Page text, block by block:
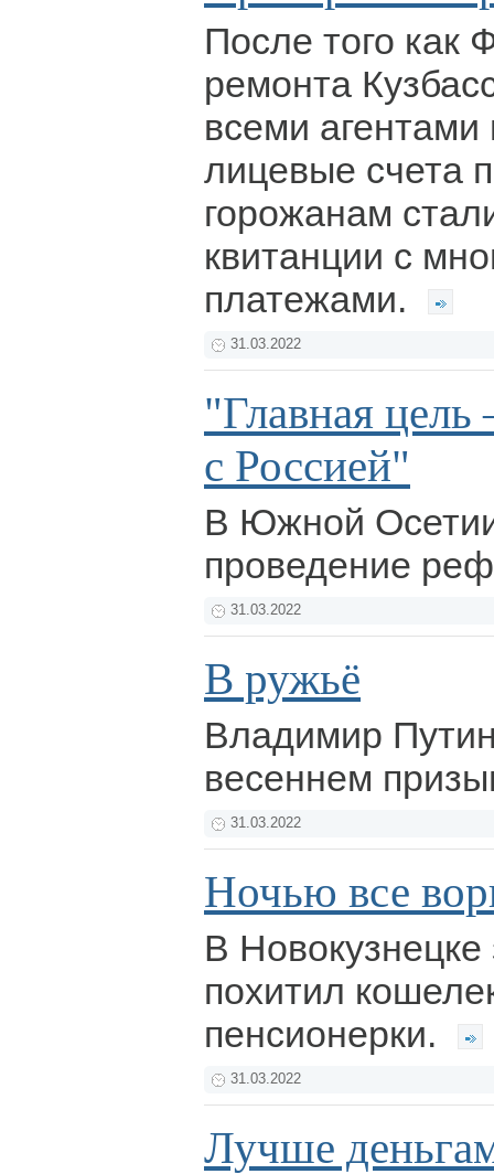
После того как
ремонта
всеми агентами
лицевые счета
горожанам
квитанции с
платежами.
31.03.2022
"Главная цель
с Россией"
В Южной Осетии
проведение
31.03.2022
В ружьё
Владимир
весеннем
31.03.2022
Ночью все
В
похитил
пенсионерки.
31.03.2022
Лучше